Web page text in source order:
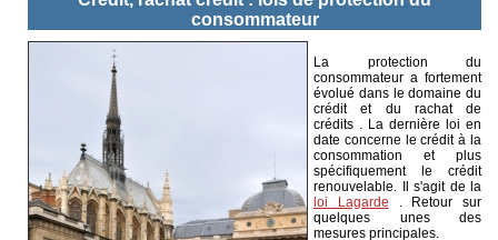
consommateur
La protection du
consommateur a fortement
évolué dans le domaine du
crédit et du rachat de
crédits . La dernière loi en
date concerne le crédit à la
consommation et plus
spécifiquement le crédit
renouvelable. Il s'agit de la
loi Lagarde . Retour sur
quelques unes des
mesures principales.